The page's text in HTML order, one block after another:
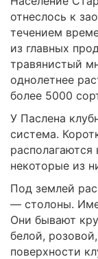
отнеслось к
течением
из главных
травянистый
однолетнее
более 5000
У Паслена
система.
некоторые из
Под землей
— столоны.
Они бывают
белой,
поверхности